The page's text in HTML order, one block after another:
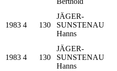
1983 4 130
JÄGER-
SUNSTENAU
Hanns
1983 4 130
JÄGER-
SUNSTENAU
Hanns